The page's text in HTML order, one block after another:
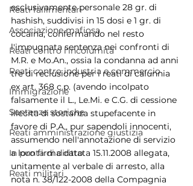
Reati fallimentari
Associazione mafiosa
Reati contro l'incolumità
Reati contro industria e commercio
Immigrazione
Sentenze storiche
Reati amministrazione giustizia
In punta di diritto
Reati militari
esclusivamente personale 28 gr. di
hashish, suddivisi in 15 dosi e 1 gr. di
cocaina, confermando nel resto
l'impugnata sentenza nei confronti di
M.R. e Mo.An., ossia la condanna ad anni
tre di reclusione per i reati di calunnia
ex art. 368 c.p. (avendo incolpato
falsamente il L., Le.Mi. e C.G. di cessione
illecita di sostanza stupefacente in
favore di P.A., pur sapendoli innocenti,
assumendo nell'annotazione di servizio
a loro firma datata 15.11.2008 allegata,
unitamente al verbale di arresto, alla
nota n. 38/122-2008 della Compagnia